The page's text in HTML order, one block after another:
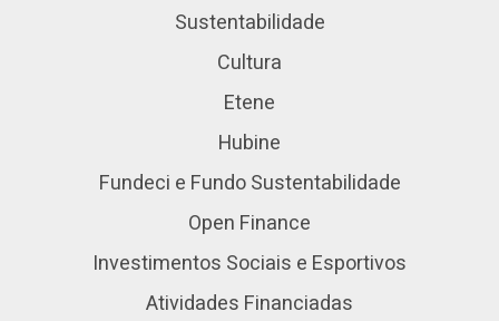
Sustentabilidade
Cultura
Etene
Hubine
Fundeci e Fundo Sustentabilidade
Open Finance
Investimentos Sociais e Esportivos
Atividades Financiadas